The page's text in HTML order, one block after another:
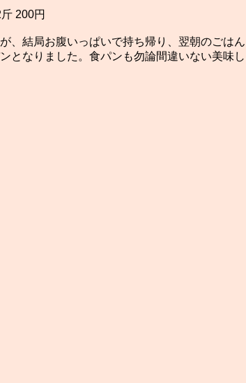
200円
結局お腹いっぱいで持ち帰り、翌朝のごはん
なりました。食パンも勿論間違いない美味し